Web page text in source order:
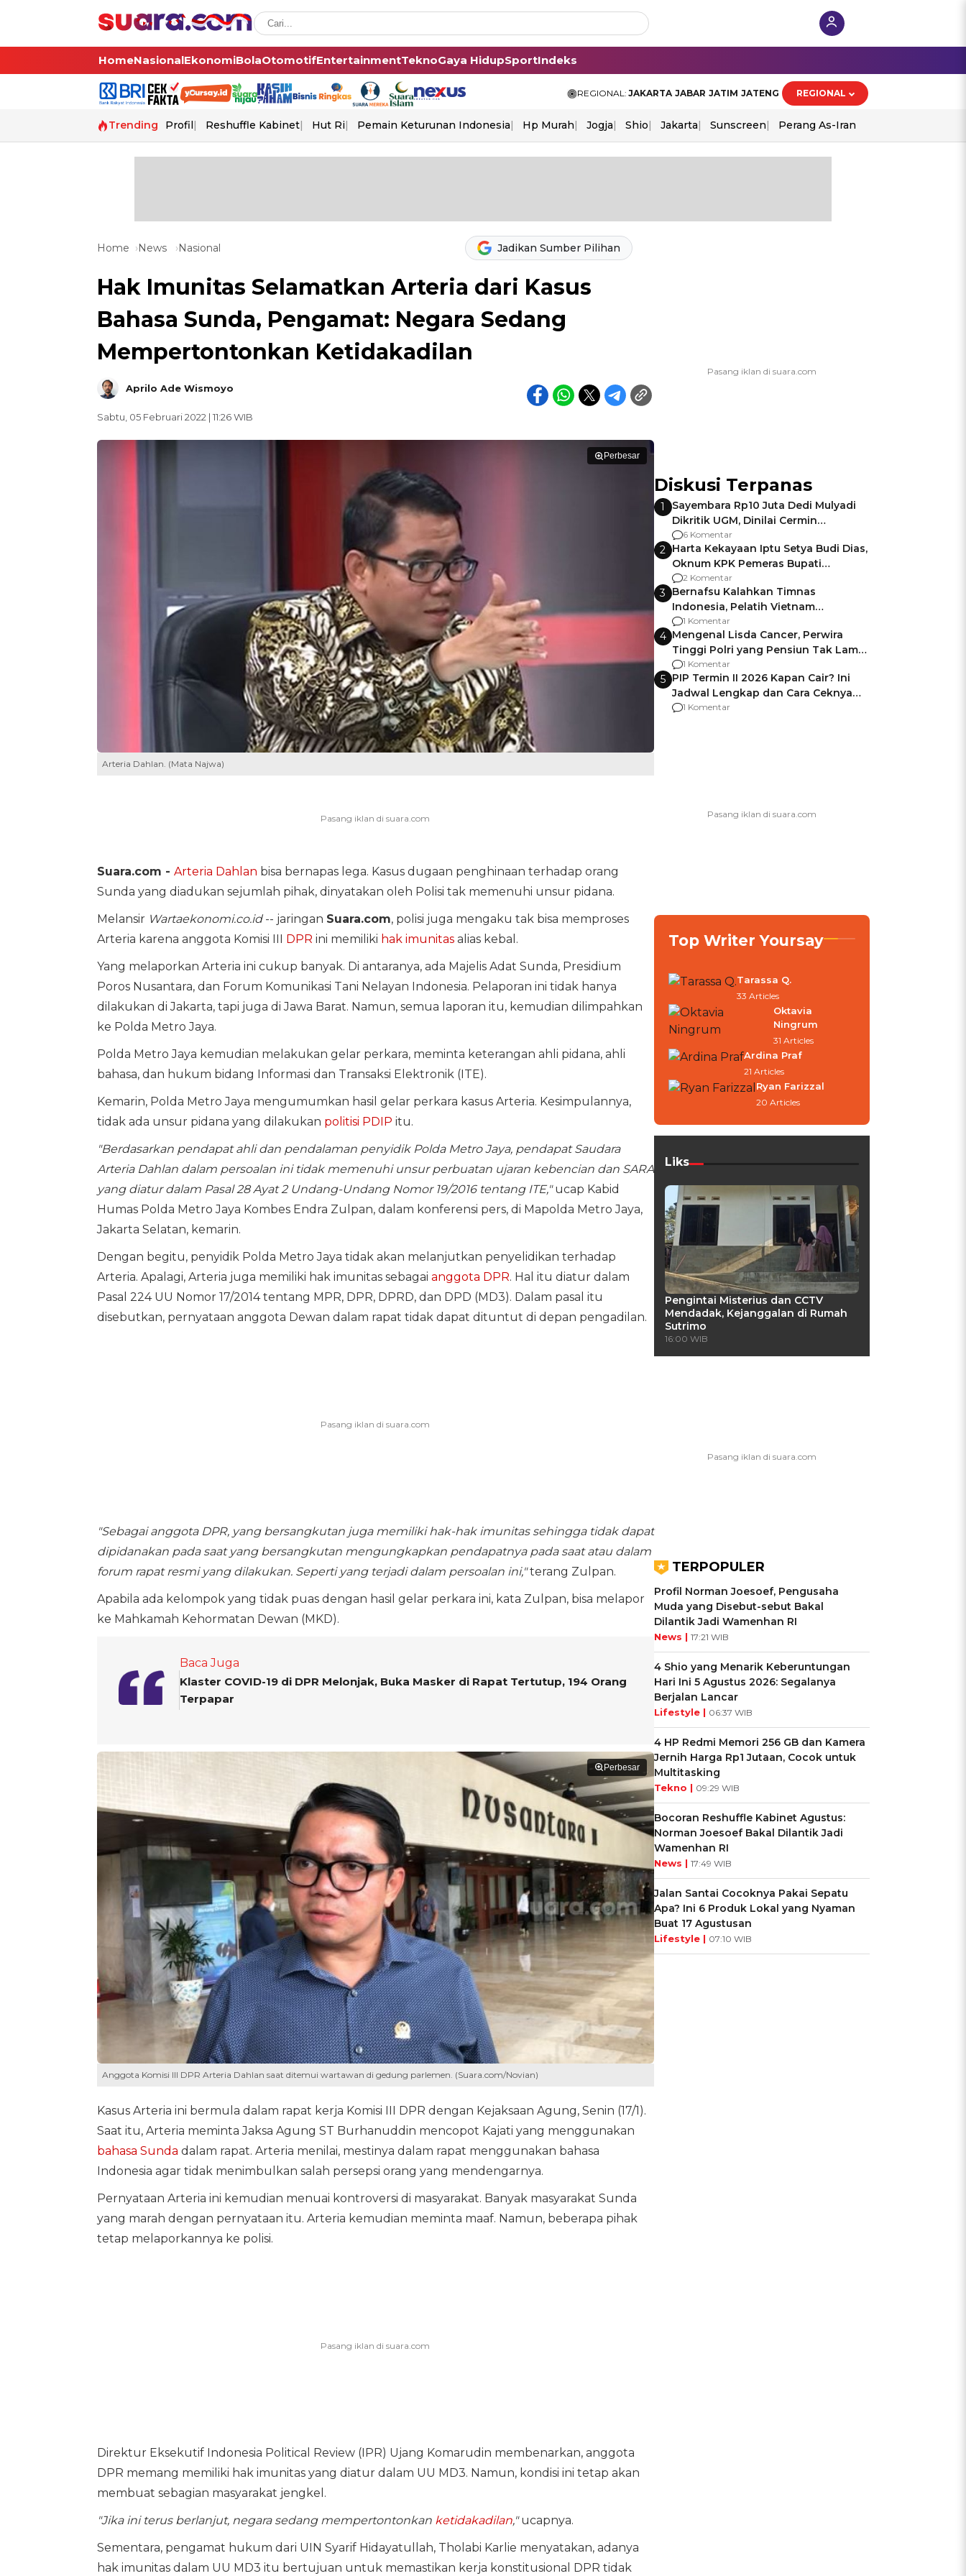
HomeNasionalEkonomiBolaOtomotifEntertainmentTeknoGaya HidupSportIndeks
REGIONAL: JAKARTA JABAR JATIM JATENG REGIONAL
Trending Profil Reshuffle Kabinet Hut Ri Pemain Keturunan Indonesia Hp Murah Jogja Shio Jakarta Sunscreen Perang As-Iran
Home News Nasional Jadikan Sumber Pilihan
Hak Imunitas Selamatkan Arteria dari Kasus
Bahasa Sunda, Pengamat: Negara Sedang
Mempertontonkan Ketidakadilan
Aprilo Ade Wismoyo
Sabtu, 05 Februari 2022 | 11:26 WIB
Perbesar
Arteria Dahlan. (Mata Najwa)
Suara.com - Arteria Dahlan bisa bernapas lega. Kasus dugaan penghinaan terhadap orang
Sunda yang diadukan sejumlah pihak, dinyatakan oleh Polisi tak memenuhi unsur pidana.
Melansir Wartaekonomi.co.id-- jaringan Suara.com, polisi juga mengaku tak bisa memproses
Arteria karena anggota Komisi III DPR ini memiliki hak imunitasalias kebal.
Yang melaporkan Arteria ini cukup banyak. Di antaranya, ada Majelis Adat Sunda, Presidium
Poros Nusantara, dan Forum Komunikasi Tani Nelayan Indonesia. Pelaporan ini tidak hanya
dilakukan di Jakarta, tapi juga di Jawa Barat. Namun, semua laporan itu, kemudian dilimpahkan
ke Polda Metro Jaya.
Polda Metro Jaya kemudian melakukan gelar perkara, meminta keterangan ahli pidana, ahli
bahasa, dan hukum bidang Informasi dan Transaksi Elektronik (ITE).
Kemarin, Polda Metro Jaya mengumumkan hasil gelar perkara kasus Arteria. Kesimpulannya,
tidak ada unsur pidana yang dilakukan politisi PDIP itu.
"Berdasarkan pendapat ahli dan pendalaman penyidik Polda Metro Jaya, pendapat Saudara
Arteria Dahlan dalam persoalan ini tidak memenuhi unsur perbuatan ujaran kebencian dan SARA
yang diatur dalam Pasal 28 Ayat 2 Undang-Undang Nomor 19/2016 tentang ITE,"ucap Kabid
Humas Polda Metro Jaya Kombes Endra Zulpan, dalam konferensi pers, di Mapolda Metro Jaya,
Jakarta Selatan, kemarin.
Dengan begitu, penyidik Polda Metro Jaya tidak akan melanjutkan penyelidikan terhadap
Arteria. Apalagi, Arteria juga memiliki hak imunitas sebagai anggota DPR. Hal itu diatur dalam
Pasal 224 UU Nomor 17/2014 tentang MPR, DPR, DPRD, dan DPD (MD3). Dalam pasal itu
disebutkan, pernyataan anggota Dewan dalam rapat tidak dapat dituntut di depan pengadilan.
"Sebagai anggota DPR, yang bersangkutan juga memiliki hak-hak imunitas sehingga tidak dapat
dipidanakan pada saat yang bersangkutan mengungkapkan pendapatnya pada saat atau dalam
forum rapat resmi yang dilakukan. Seperti yang terjadi dalam persoalan ini,"terang Zulpan.
Apabila ada kelompok yang tidak puas dengan hasil gelar perkara ini, kata Zulpan, bisa melapor
ke Mahkamah Kehormatan Dewan (MKD).
Baca Juga
Klaster COVID-19 di DPR Melonjak, Buka Masker di Rapat Tertutup, 194 Orang
Terpapar
Perbesar
Anggota Komisi III DPR Arteria Dahlan saat ditemui wartawan di gedung parlemen. (Suara.com/Novian)
Kasus Arteria ini bermula dalam rapat kerja Komisi III DPR dengan Kejaksaan Agung, Senin (17/1).
Saat itu, Arteria meminta Jaksa Agung ST Burhanuddin mencopot Kajati yang menggunakan
bahasa Sunda dalam rapat. Arteria menilai, mestinya dalam rapat menggunakan bahasa
Indonesia agar tidak menimbulkan salah persepsi orang yang mendengarnya.
Pernyataan Arteria ini kemudian menuai kontroversi di masyarakat. Banyak masyarakat Sunda
yang marah dengan pernyataan itu. Arteria kemudian meminta maaf. Namun, beberapa pihak
tetap melaporkannya ke polisi.
Direktur Eksekutif Indonesia Political Review (IPR) Ujang Komarudin membenarkan, anggota
DPR memang memiliki hak imunitas yang diatur dalam UU MD3. Namun, kondisi ini tetap akan
membuat sebagian masyarakat jengkel.
"Jika ini terus berlanjut, negara sedang mempertontonkan ketidakadilan,"ucapnya.
Sementara, pengamat hukum dari UIN Syarif Hidayatullah, Tholabi Karlie menyatakan, adanya
hak imunitas dalam UU MD3 itu bertujuan untuk memastikan kerja konstitusional DPR tidak
Diskusi Terpanas
1
Sayembara Rp10 Juta Dedi Mulyadi
Dikritik UGM, Dinilai Cermin
Gagalnya Negara Jamin Keamanan
6 Komentar
2 Harta Kekayaan Iptu Setya Budi Dias,
Oknum KPK Pemeras Bupati
Pemalang
2 Komentar
3 Bernafsu Kalahkan Timnas
Indonesia, Pelatih Vietnam
Berencana Pakai Jimat di Pakansari
1 Komentar
4 Mengenal Lisda Cancer, Perwira
Tinggi Polri yang Pensiun Tak Lama
Usai Jadi Brigjen
1 Komentar
5 PIP Termin II 2026 Kapan Cair? Ini
Jadwal Lengkap dan Cara Ceknya
agar Dana Tidak Hangus!
1 Komentar
Top Writer Yoursay
Tarassa Q.
33 Articles
Oktavia
Ningrum
31 Articles
Ardina Praf
21 Articles
Ryan Farizzal
20 Articles
Liks
Pengintai Misterius dan CCTV
Mendadak, Kejanggalan di Rumah
Sutrimo
16:00 WIB
TERPOPULER
Profil Norman Joesoef, Pengusaha
Muda yang Disebut-sebut Bakal
Dilantik Jadi Wamenhan RI
News | 17:21 WIB
4 Shio yang Menarik Keberuntungan
Hari Ini 5 Agustus 2026: Segalanya
Berjalan Lancar
Lifestyle | 06:37 WIB
4 HP Redmi Memori 256 GB dan Kamera
Jernih Harga Rp1 Jutaan, Cocok untuk
Multitasking
Tekno | 09:29 WIB
Bocoran Reshuffle Kabinet Agustus:
Norman Joesoef Bakal Dilantik Jadi
Wamenhan RI
News | 17:49 WIB
Jalan Santai Cocoknya Pakai Sepatu
Apa? Ini 6 Produk Lokal yang Nyaman
Buat 17 Agustusan
Lifestyle | 07:10 WIB